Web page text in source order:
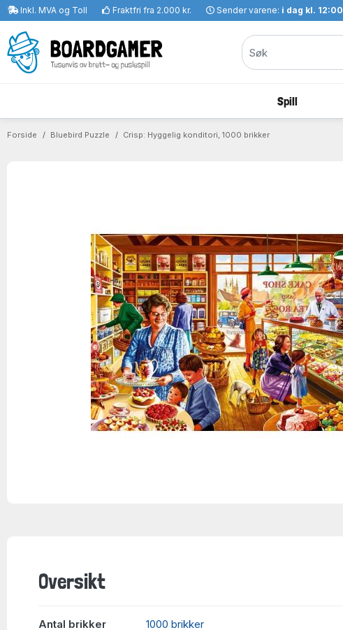
Inkl. MVA og Toll Fraktfri fra 2.000 kr. Sender varene: i dag kl. 12:00
Spill
Forside Bluebird Puzzle Crisp: Hyggelig konditori, 1000 brikker
Oversikt
Antal brikker
1000 brikker